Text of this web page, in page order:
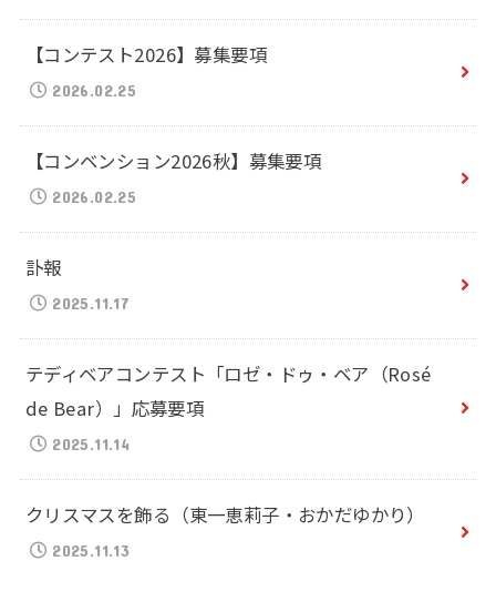
【コンテスト2026】募集要項
2026.02.25
【コンベンション2026秋】募集要項
2026.02.25
訃報
2025.11.17
テディベアコンテスト「ロゼ・ドゥ・ベア（Rosé
de Bear）」応募要項
2025.11.14
クリスマスを飾る（東一恵莉子・おかだゆかり）
2025.11.13